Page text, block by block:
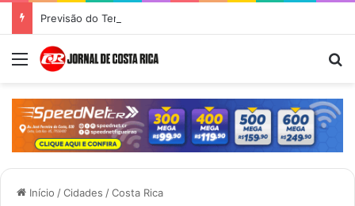
Previsão do Tempo para Costa Rica nesta quinta-feira (6)
Menu
Início /Cidades /Costa Rica